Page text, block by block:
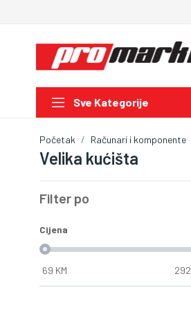
Sve Kategorije
Velika kućišta
Početak Računari i komponente
Filter po
Cijena
69 KM 292